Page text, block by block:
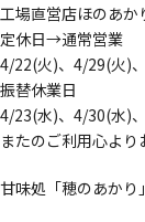
工場直営店ほのあか
定休日→通常営業
4/22(火)、4/29(火)
振替休業日
4/23(水)、4/30(水)
またのご利用心より
甘味処「穂のあかり